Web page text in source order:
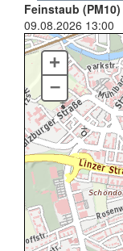
Feinstaub (PM10)
09.08.2026 13:00
+
–